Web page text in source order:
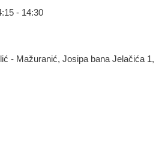
- 14:30
- Mažuranić, Josipa bana Jelačića 1,